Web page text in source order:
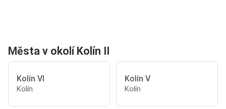
Města v okolí Kolín II
Kolín VI
Kolín
Kolín V
Kolín